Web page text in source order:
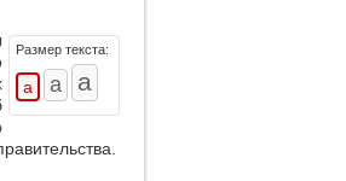
Размер текста: